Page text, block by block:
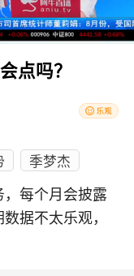
点吗？
季梦杰
每个月会披露
据不太乐观，